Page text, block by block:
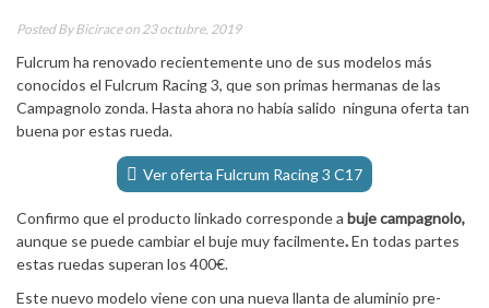
Posted ByBiciraceon 23 octubre, 2019
Fulcrum ha renovado recientemente uno de sus modelos más
conocidos el Fulcrum Racing 3, que son primas hermanas de las
Campagnolo zonda. Hasta ahora no había salido ninguna oferta tan
buena por estas rueda.
Ver oferta Fulcrum Racing 3 C17
Confirmo que el producto linkado corresponde a buje campagnolo,
aunque se puede cambiar el buje muy facilmente.En todas partes
estas ruedas superan los 400€.
Este nuevo modelo viene con una nueva llanta de aluminio pre-